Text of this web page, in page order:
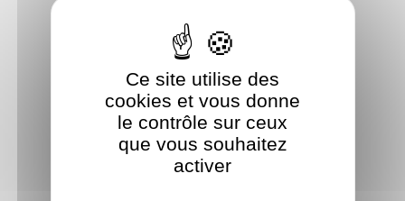
Ce site utilise des
cookies et vous donne
le contrôle sur ceux
que vous souhaitez
activer